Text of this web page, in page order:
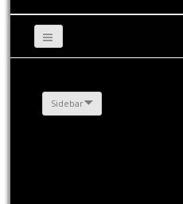
Sidebar